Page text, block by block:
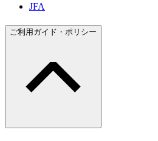
JFA
ご利用ガイド・ポリシー